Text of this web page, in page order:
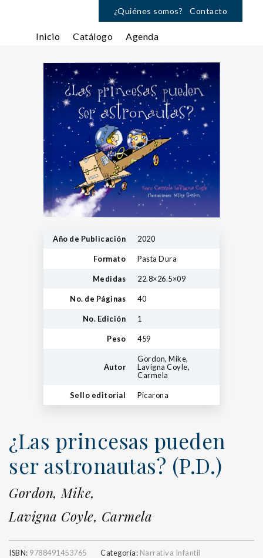
¿Quiénes somos? Contacto
Inicio Catálogo Agenda
Año de Publicación 2020
Formato Pasta Dura
Medidas 22.8×26.5×09
No. de Páginas 40
No. Edición 1
Peso 459
Autor
Gordon, Mike,
Lavigna Coyle,
Carmela
Sello editorial Picarona
¿Las princesas pueden
ser astronautas? (P.D.)
Gordon, Mike,
Lavigna Coyle, Carmela
ISBN: 9788491453765 Categoría: Narrativa Infantil